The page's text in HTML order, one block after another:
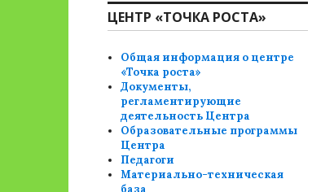
ЦЕНТР «ТОЧКА РОСТА»
Общая информация о центре
«Точка роста»
Документы,
регламентирующие
деятельность Центра
Образовательные программы
Центра
Педагоги
Материально-техническая
база